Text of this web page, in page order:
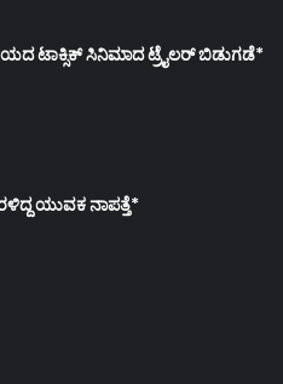
ಟಾಕ್ಸಿಕ್ ಸಿನಿಮಾದ ಟ್ರೈಲರ್ ಬಿಡುಗಡೆ*
ಯುವಕ ನಾಪತ್ತೆ*